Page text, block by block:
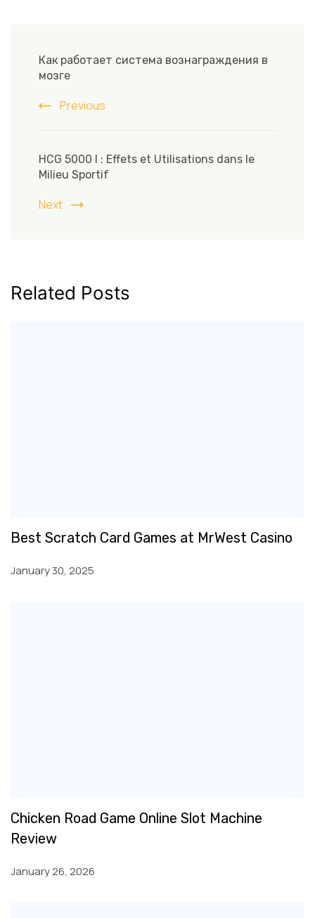
Navigation
Как работает система вознаграждения в
мозге
Previous
HCG 5000 I : Effets et Utilisations dans le
Milieu Sportif
Next
Related Posts
Best Scratch Card Games at MrWest Casino
January 30, 2025
Chicken Road Game Online Slot Machine
Review
January 26, 2026